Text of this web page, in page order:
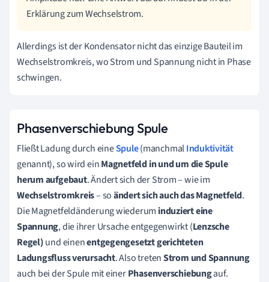
Erklärung zum Wechselstrom.
Allerdings ist der Kondensator nicht das einzige Bauteil im
Wechselstromkreis, wo Strom und Spannung nicht in Phase
schwingen.
Phasenverschiebung Spule
Fließt Ladung durch eineSpule(manchmalInduktivität
genannt), so wird einMagnetfeld in und um die Spule
herum aufgebaut. Ändert sich der Strom – wie im
Wechselstromkreis– soändert sich auch das Magnetfeld.
Die Magnetfeldänderung wiederum induziert eine
Spannung, die ihrer Ursache entgegenwirkt (Lenzsche
Regel)und einenentgegengesetzt gerichteten
Ladungsfluss verursacht. Also tretenStrom und Spannung
auch bei der Spule mit einerPhasenverschiebungauf.